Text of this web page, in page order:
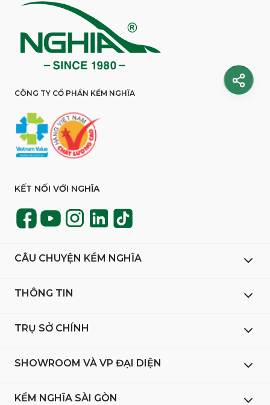
CÔNG TY CỔ PHẦN KỀM NGHĨA
KẾT NỐI VỚI NGHĨA
CÂU CHUYỆN KỀM NGHĨA
THÔNG TIN
TRỤ SỞ CHÍNH
SHOWROOM VÀ VP ĐẠI DIỆN
KỀM NGHĨA SÀI GÒN